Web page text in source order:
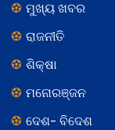
ମୁଖ୍ୟ ଖବର
ରାଜନୀତି
ଶିକ୍ଷା
ମନୋରଞ୍ଜନ
ଦେଶ- ବିଦେଶ